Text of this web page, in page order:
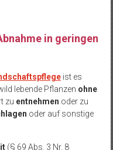
in geringen
ist es
lebende Pflanzen ohne
zu entnehmen oder zu
oder auf sonstige
(§ 69 Abs. 3 Nr. 8